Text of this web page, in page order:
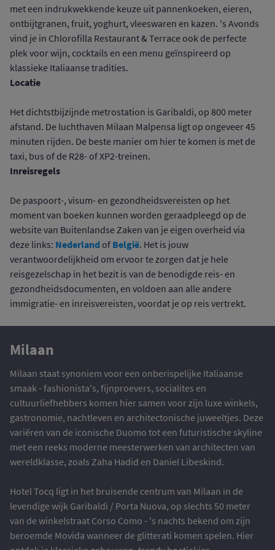
met een indrukwekkende keuze uit pannenkoeken, eieren,
ontbijtgranen, fruit, yoghurt, vleeswaren en kazen. 's Avonds
vind je in Chlorofilla Restaurant & Terrace ook de perfecte
plek voor wijn, cocktails en een menu geïnspireerd op
klassieke Italiaanse tradities.
Locatie
Het dichtstbijzijnde metrostation is Garibaldi, op 800 meter
afstand. De luchthaven Milaan Malpensa ligt op ongeveer 45
minuten rijden. De beste manier om hier te komen is met de
taxi, bus of de R28- of XP2-treinen.
Inreisregels
De paspoort-, visum- en gezondheidsvereisten op het
moment van boeken kunnen worden geraadpleegd op de
website van Buitenlandse Zaken van je eigen overheid via
deze links: Nederland of België. Het is jouw
verantwoordelijkheid om ervoor te zorgen dat je hele
reisgezelschap in het bezit is van de benodigde reis- en
gezondheidsdocumenten, en voldoen aan alle andere
immigratie- en inreisvereisten, voordat je op reis vertrekt.
Milaan
Milaan staat synoniem voor een onberispelijke Italiaanse
smaak - fashionista's, fijnproevers, socialites en
cultuurliefhebbers komen hier samen voor zijn luxe winkels,
gastronomie, nachtleven en architectonische juweeltjes. Deze
variëren van de iconische Duomo tot een futuristische skyline
met een reeks moderne meesterwerken van architecten van
wereldklasse, zoals Zaha Hadid en Daniel Libeskind.
Hotel Tocq ligt in het bruisende centrum van Milaan in de
levendige wijk Garibaldi / Porta Nuova, op slechts 50 meter
van de winkelstraat Corso Como - 's nachts bekend om zijn
beroemde Movida wanneer de glitterati komen spelen. Hier